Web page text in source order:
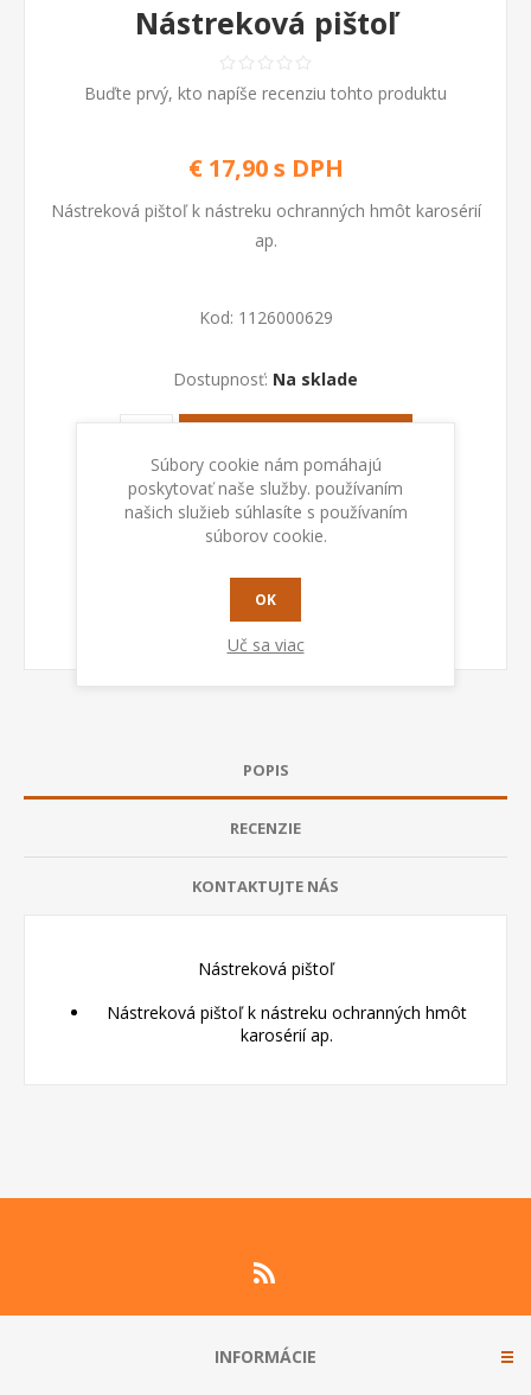
Nástreková pištoľ
Buďte prvý, kto napíše recenziu tohto produktu
€ 17,90 s DPH
Nástreková pištoľ k nástreku ochranných hmôt karosérií
ap.
Kod: 1126000629
Dostupnosť: Na sklade
POPIS
RECENZIE
KONTAKTUJTE NÁS
Nástreková pištoľ
Nástreková pištoľ k nástreku ochranných hmôt
karosérií ap.
INFORMÁCIE
Súbory cookie nám pomáhajú
poskytovať naše služby. používaním
našich služieb súhlasíte s používaním
súborov cookie.
OK
Uč sa viac